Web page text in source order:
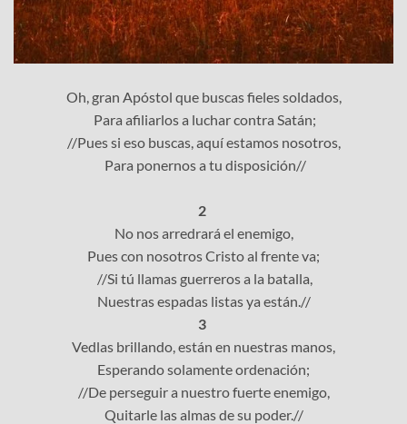
Oh, gran Apóstol que buscas fieles soldados,
Para afiliarlos a luchar contra Satán;
//Pues si eso buscas, aquí estamos nosotros,
Para ponernos a tu disposición//
2
No nos arredrará el enemigo,
Pues con nosotros Cristo al frente va;
//Si tú llamas guerreros a la batalla,
Nuestras espadas listas ya están.//
3
Vedlas brillando, están en nuestras manos,
Esperando solamente ordenación;
//De perseguir a nuestro fuerte enemigo,
Quitarle las almas de su poder.//